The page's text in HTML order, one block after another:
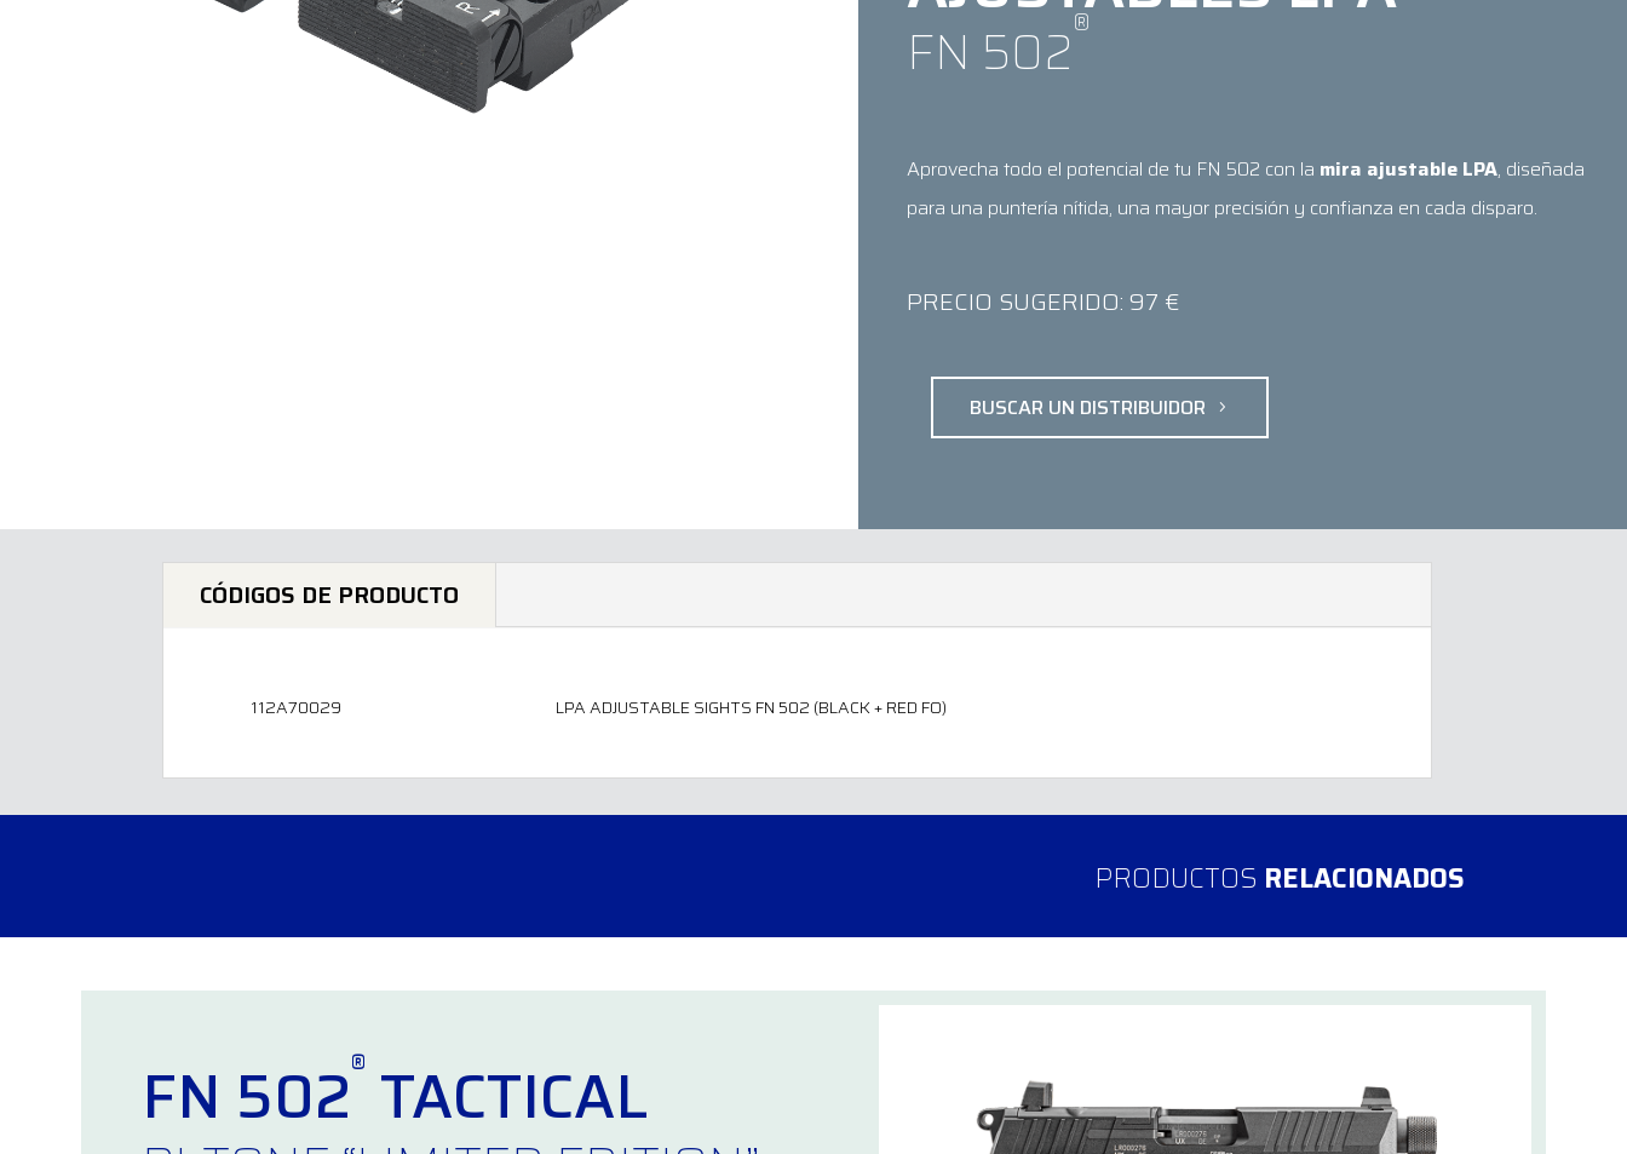
FN 502®
Aprovecha todo el potencial de tu FN 502 con la mira ajustable LPA, diseñada
para una puntería nítida, una mayor precisión y confianza en cada disparo.
PRECIO SUGERIDO: 97 €
BUSCAR UN DISTRIBUIDOR
CÓDIGOS DE PRODUCTO
112A70029 LPA ADJUSTABLE SIGHTS FN 502 (BLACK + RED FO)
PRODUCTOS RELACIONADOS
FN 502® TACTICAL